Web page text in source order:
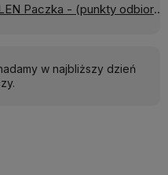
Paczka - (punkty odbioru)
w najbliższy dzień